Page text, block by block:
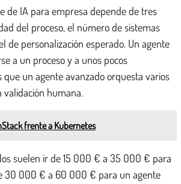
de IA para empresa depende de tres
del proceso, el número de sistemas
de personalización esperado. Un agente
a un proceso y a unos pocos
que un agente avanzado orquesta varios
validación humana.
frente a Kubernetes
suelen ir de 15 000 € a 35 000 € para
30 000 € a 60 000 € para un agente